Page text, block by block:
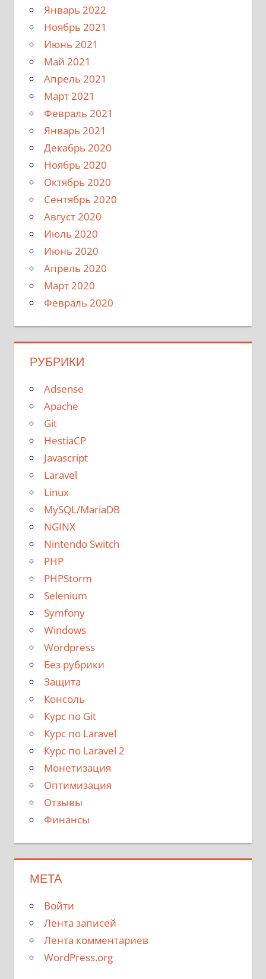
Январь 2022
Ноябрь 2021
Июнь 2021
Май 2021
Апрель 2021
Март 2021
Февраль 2021
Январь 2021
Декабрь 2020
Ноябрь 2020
Октябрь 2020
Сентябрь 2020
Август 2020
Июль 2020
Июнь 2020
Апрель 2020
Март 2020
Февраль 2020
РУБРИКИ
Adsense
Apache
Git
HestiaCP
Javascript
Laravel
Linux
MySQL/MariaDB
NGINX
Nintendo Switch
PHP
PHPStorm
Selenium
Symfony
Windows
Wordpress
Без рубрики
Защита
Консоль
Курс по Git
Курс по Laravel
Курс по Laravel 2
Монетизация
Оптимизация
Отзывы
Финансы
МЕТА
Войти
Лента записей
Лента комментариев
WordPress.org